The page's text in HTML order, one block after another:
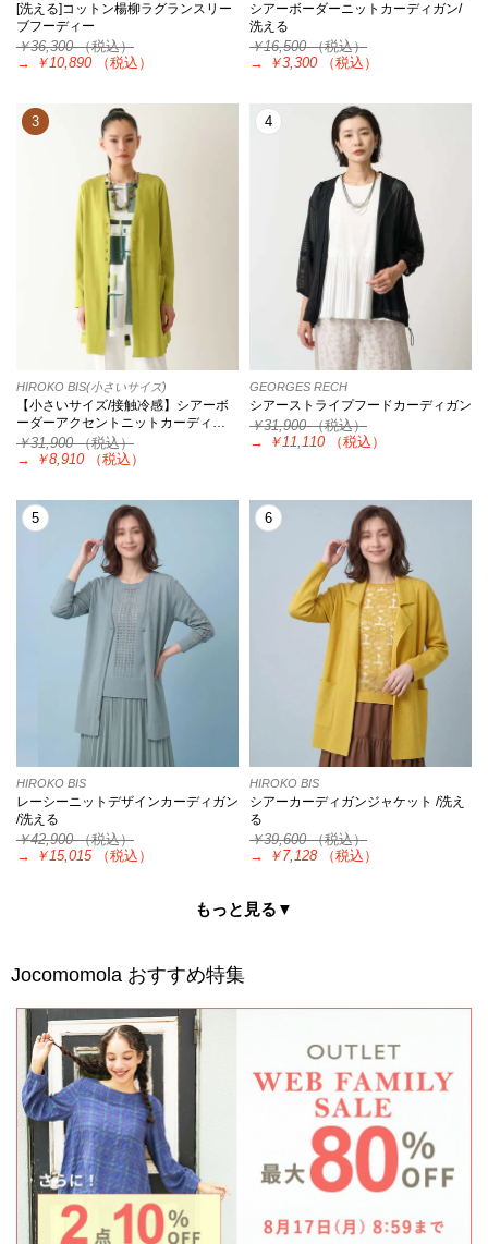
[洗える]コットン楊柳ラグランスリー
ブフーディー
￥36,300（税込）
→
￥10,890 （税込）
シアーボーダーニットカーディガン/
洗える
￥16,500（税込）
→
￥3,300 （税込）
3
HIROKO BIS(小さいサイズ)
【小さいサイズ/接触冷感】シアーボ
ーダーアクセントニットカーディ…
￥31,900（税込）
→
￥8,910 （税込）
4
GEORGES RECH
シアーストライプフードカーディガン
￥31,900（税込）
→
￥11,110 （税込）
5
HIROKO BIS
レーシーニットデザインカーディガン
/洗える
￥42,900（税込）
→
￥15,015 （税込）
6
HIROKO BIS
シアーカーディガンジャケット /洗え
る
￥39,600（税込）
→
￥7,128 （税込）
もっと見る▼
Jocomomola おすすめ特集